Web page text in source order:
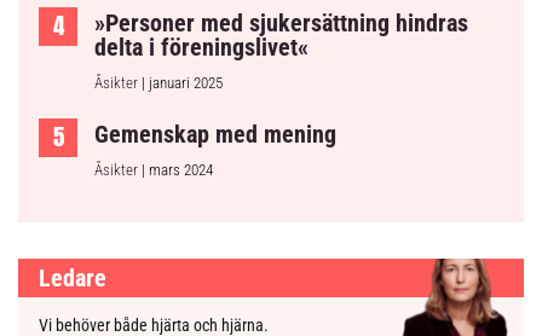
»Personer med sjukersättning hindras
delta i föreningslivet«
Åsikter | januari 2025
Gemenskap med mening
Åsikter | mars 2024
Ledare
Vi behöver både hjärta och hjärna.